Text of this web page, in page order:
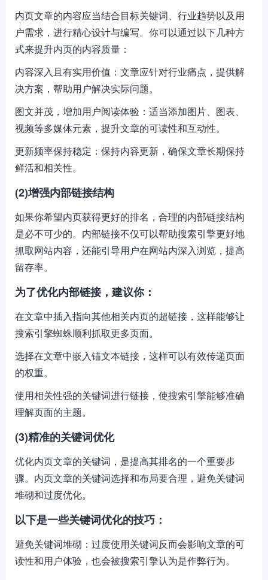
内页文章的内容应当结合目标关键词、行业趋势以及用
户需求，进行精心设计与编写。你可以通过以下几种方
式来提升内页的内容质量：
内容深入且有实用价值：文章应针对行业痛点，提供解
决方案，帮助用户解决实际问题。
图文并茂，增加用户阅读体验：适当添加图片、图表、
视频等多媒体元素，提升文章的可读性和互动性。
更新频率保持稳定：保持内容更新，确保文章长期保持
鲜活和相关性。
(2)增强内部链接结构
如果你希望内页获得更好的排名，合理的内部链接结构
是必不可少的。内部链接不仅可以帮助搜索引擎更好地
抓取网站内容，还能引导用户在网站内深入浏览，提高
留存率。
为了优化内部链接，建议你：
在文章中插入指向其他相关内页的超链接，这样能够让
搜索引擎蜘蛛顺利抓取更多页面。
选择在文章中嵌入锚文本链接，这样可以有效传递页面
的权重。
使用相关性强的关键词进行链接，使搜索引擎能够准确
理解页面的主题。
(3)精准的关键词优化
优化内页文章的关键词，是提高其排名的一个重要步
骤。内页文章的关键词选择和布局要合理，避免关键词
堆砌和过度优化。
以下是一些关键词优化的技巧：
避免关键词堆砌：过度使用关键词反而会影响文章的可
读性和用户体验，也会被搜索引擎认为是作弊行为。